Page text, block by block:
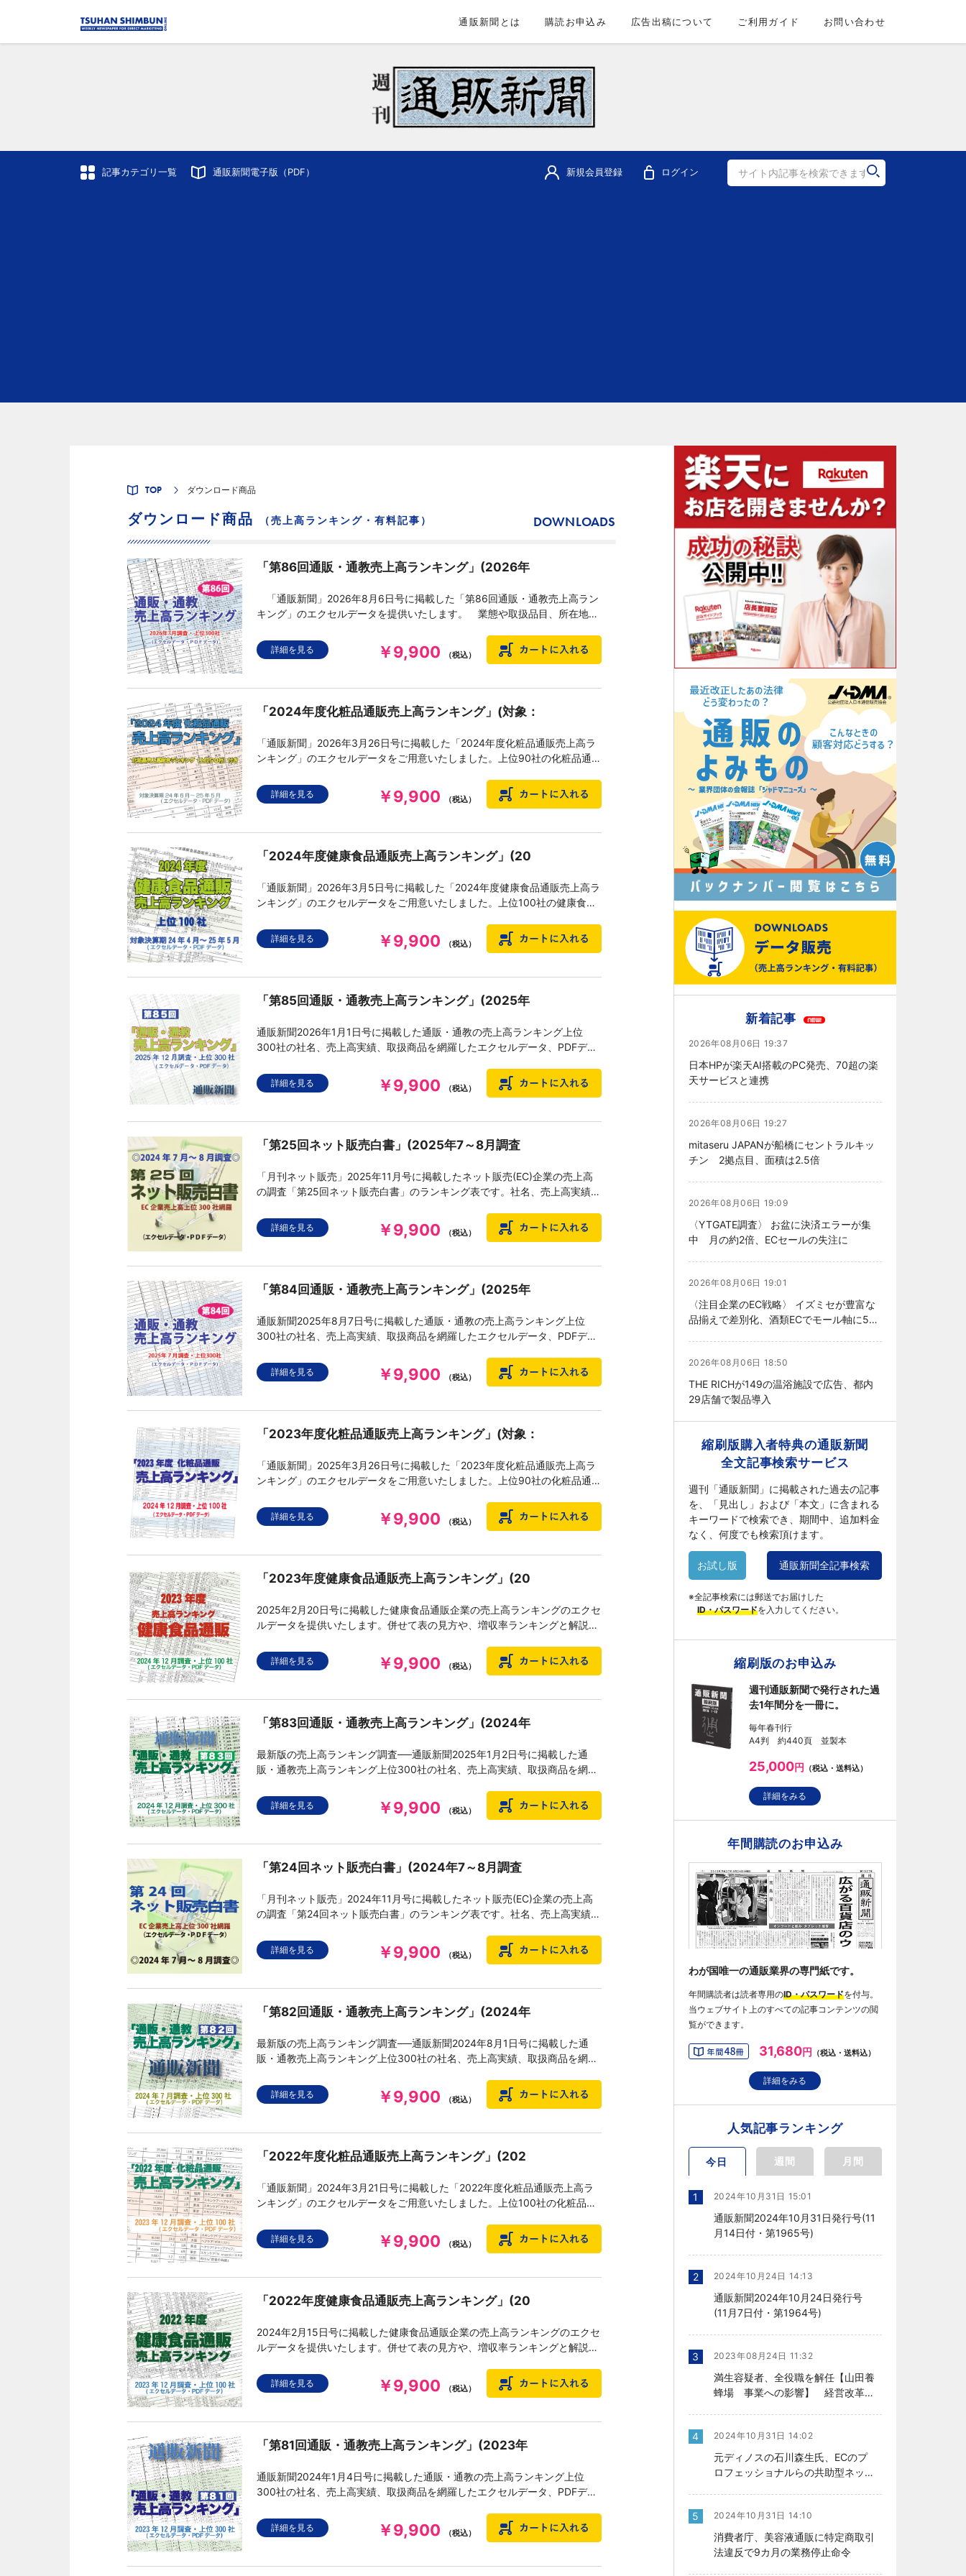
通販新聞とは 購読お申込み 広告出稿について ご利用ガイド お問い合わせ
記事カテゴリ一覧 通販新聞電子版（PDF） 新規会員登録 ログイン
TOP ダウンロード商品
ダウンロード商品 （売上高ランキング・有料記事） DOWNLOADS
「第86回通販・通教売上高ランキング」(2026年
「通販新聞」2026年8月6日号に掲載した「第86回通販・通教売上高ラン
キング」のエクセルデータを提供いたします。 業態や取扱品目、所在地な
けています。
詳細を見る ￥9,900 （税込）
「2024年度化粧品通販売上高ランキング」(対象：
「通販新聞」2026年3月26日号に掲載した「2024年度化粧品通販売上高ラ
ンキング」のエクセルデータをご用意いたしました。上位90社の化粧品通販
上高ランキング（上位50社）も付いております。
詳細を見る ￥9,900 （税込）
「2024年度健康食品通販売上高ランキング」(20
「通販新聞」2026年3月5日号に掲載した「2024年度健康食品通販売上高ラ
ンキング」のエクセルデータをご用意いたしました。上位100社の健康食品
詳細を見る ￥9,900 （税込）
「第85回通販・通教売上高ランキング」(2025年
通販新聞2026年1月1日号に掲載した通販・通教の売上高ランキング上位
300社の社名、売上高実績、取扱商品を網羅したエクセルデータ、PDFデー
詳細を見る ￥9,900 （税込）
「第25回ネット販売白書」(2025年7～8月調査
「月刊ネット販売」2025年11月号に掲載したネット販売(EC)企業の売上高
の調査「第25回ネット販売白書」のランキング表です。社名、売上高実績、
詳細を見る ￥9,900 （税込）
「第84回通販・通教売上高ランキング」(2025年
通販新聞2025年8月7日号に掲載した通販・通教の売上高ランキング上位
300社の社名、売上高実績、取扱商品を網羅したエクセルデータ、PDFデー
詳細を見る ￥9,900 （税込）
「2023年度化粧品通販売上高ランキング」(対象：
「通販新聞」2025年3月26日号に掲載した「2023年度化粧品通販売上高ラ
ンキング」のエクセルデータをご用意いたしました。上位90社の化粧品通販
詳細を見る ￥9,900 （税込）
「2023年度健康食品通販売上高ランキング」(20
2025年2月20日号に掲載した健康食品通販企業の売上高ランキングのエクセ
ルデータを提供いたします。併せて表の見方や、増収率ランキングと解説な
詳細を見る ￥9,900 （税込）
「第83回通販・通教売上高ランキング」(2024年
最新版の売上高ランキング調査──通販新聞2025年1月2日号に掲載した通
販・通教売上高ランキング上位300社の社名、売上高実績、取扱商品を網羅
詳細を見る ￥9,900 （税込）
「第24回ネット販売白書」(2024年7～8月調査
「月刊ネット販売」2024年11月号に掲載したネット販売(EC)企業の売上高
の調査「第24回ネット販売白書」のランキング表です。社名、売上高実績、
詳細を見る ￥9,900 （税込）
「第82回通販・通教売上高ランキング」(2024年
最新版の売上高ランキング調査──通販新聞2024年8月1日号に掲載した通
販・通教売上高ランキング上位300社の社名、売上高実績、取扱商品を網羅
詳細を見る ￥9,900 （税込）
「2022年度化粧品通販売上高ランキング」(202
「通販新聞」2024年3月21日号に掲載した「2022年度化粧品通販売上高ラ
ンキング」のエクセルデータをご用意いたしました。上位100社の化粧品通
詳細を見る ￥9,900 （税込）
「2022年度健康食品通販売上高ランキング」(20
2024年2月15日号に掲載した健康食品通販企業の売上高ランキングのエクセ
ルデータを提供いたします。併せて表の見方や、増収率ランキングと解説な
詳細を見る ￥9,900 （税込）
「第81回通販・通教売上高ランキング」(2023年
通販新聞2024年1月4日号に掲載した通販・通教の売上高ランキング上位
300社の社名、売上高実績、取扱商品を網羅したエクセルデータ、PDFデー
詳細を見る ￥9,900 （税込）
新着記事
2026年08月06日 19:37
日本HPが楽天AI搭載のPC発売、70超の楽
天サービスと連携
2026年08月06日 19:27
mitaseru JAPANが船橋にセントラルキッ
チン 2拠点目、面積は2.5倍
2026年08月06日 19:09
〈YTGATE調査〉 お盆に決済エラーが集
中 月の約2倍、ECセールの失注に
2026年08月06日 19:01
〈注目企業のEC戦略〉 イズミセが豊富な
品揃えで差別化、酒類ECでモール軸に50
2026年08月06日 18:50
THE RICHが149の温浴施設で広告、都内
29店舗で製品導入
縮刷版購入者特典の通販新聞
全文記事検索サービス
週刊「通販新聞」に掲載された過去の記事
を、「見出し」および「本文」に含まれる
キーワードで検索でき、期間中、追加料金
なく、何度でも検索頂けます。
お試し版 通販新聞全記事検索
※全記事検索には郵送でお届けした
ID・パスワードを入力してください。
縮刷版のお申込み
週刊通販新聞で発行された過
去1年間分を一冊に。
毎年春刊行
A4判 約440頁 並製本
25,000円 （税込・送料込）
詳細をみる
年間購読のお申込み
わが国唯一の通販業界の専門紙です。
年間購読者は読者専用のID・パスワードを付与。
当ウェブサイト上のすべての記事コンテンツの閲
覧ができます。
31,680円 （税込・送料込）
詳細をみる
人気記事ランキング
今日 週間 月間
1 2024年10月31日 15:01
通販新聞2024年10月31日発行号(11
月14日付・第1965号)
2 2024年10月24日 14:13
通販新聞2024年10月24日発行号
(11月7日付・第1964号)
3 2023年08月24日 11:32
満生容疑者、全役職を解任【山田養
蜂場 事業への影響】 経営改革の
4 2024年10月31日 14:02
元ディノスの石川森生氏、ECのプ
ロフェッショナルらの共助型ネット
5 2024年10月31日 14:10
消費者庁、美容液通販に特定商取引
法違反で9カ月の業務停止命令